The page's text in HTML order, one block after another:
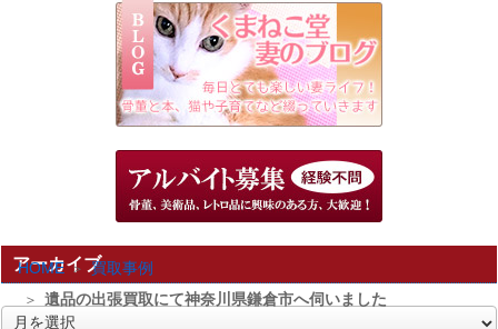
HOME
買取事例
遺品の出張買取にて神奈川県鎌倉市へ伺いました
アーカイブ